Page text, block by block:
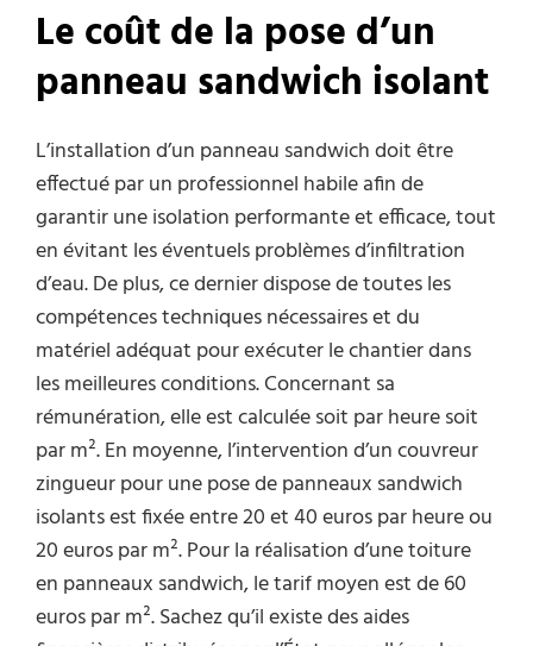
Le coût de la pose d’un
panneau sandwich isolant
L’installation d’un panneau sandwich doit être
effectué par un professionnel habile afin de
garantir une isolation performante et efficace, tout
en évitant les éventuels problèmes d’infiltration
d’eau. De plus, ce dernier dispose de toutes les
compétences techniques nécessaires et du
matériel adéquat pour exécuter le chantier dans
les meilleures conditions. Concernant sa
rémunération, elle est calculée soit par heure soit
par m². En moyenne, l’intervention d’un couvreur
zingueur pour une pose de panneaux sandwich
isolants est fixée entre 20 et 40 euros par heure ou
20 euros par m². Pour la réalisation d’une toiture
en panneaux sandwich, le tarif moyen est de 60
euros par m². Sachez qu’il existe des aides